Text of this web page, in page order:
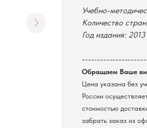
Учебно-
Количество
Год издания: 2013
Обращаем Ваше
Цена указана без
России
стоимостью
забрать заказ из